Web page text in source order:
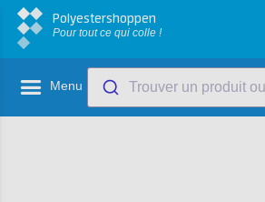
Polyestershoppen
Pour tout ce qui colle !
Menu Trouver un produit